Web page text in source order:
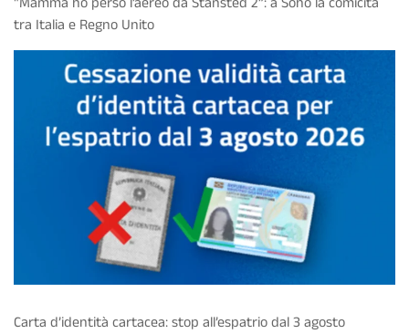
tra Italia e Regno Unito
Carta d’identità cartacea: stop all’espatrio dal 3 agosto